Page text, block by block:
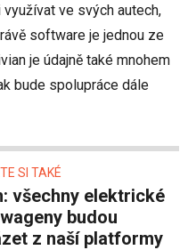
ve svých autech,
software je jednou ze
je údajně také mnohem
bude spolupráce dále
SI TAKÉ
budou
z naší platformy